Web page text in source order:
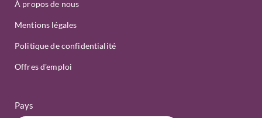
À propos de nous
Mentions légales
Politique de confidentialité
Offres d'emploi
Pays